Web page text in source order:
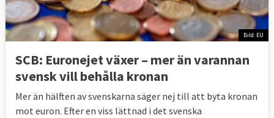
Bild: EU
SCB: Euronejet växer – mer än varannan
svensk vill behålla kronan
Mer än hälften av svenskarna säger nej till att byta kronan
mot euron. Efter en viss lättnad i det svenska